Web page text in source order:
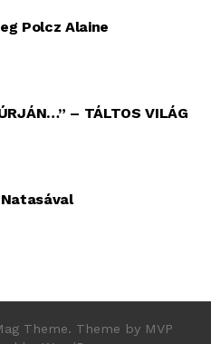
Polcz Alaine
– TÁLTOS VILÁG
Theme. Theme by MVP